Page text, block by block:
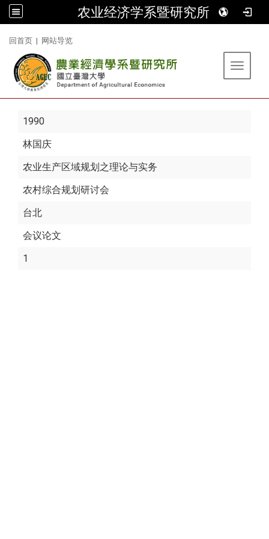
农业经济学系暨研究所
回首页 | 网站导览
Toggle
1990
林国庆
农业生产区域规划之理论与实务
农村综合规划研讨会
台北
会议论文
1